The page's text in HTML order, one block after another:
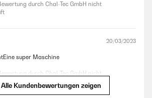
durch Chal-Tec GmbH nicht
20/03/2023
super Maschine
durch Chal-Tec GmbH nicht
Alle Kundenbewertungen zeigen